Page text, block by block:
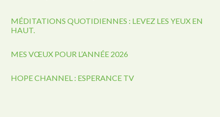
MÉDITATIONS QUOTIDIENNES : LEVEZ LES YEUX EN
HAUT.
MES VŒUX POUR L’ANNÉE 2026
HOPE CHANNEL : ESPERANCE TV